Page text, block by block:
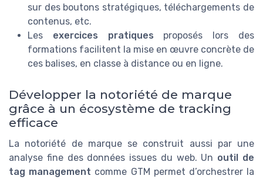
sur des boutons stratégiques, téléchargements de
contenus, etc.
Les exercices pratiques proposés lors des
formations facilitent la mise en œuvre concrète de
ces balises, en classe à distance ou en ligne.
Développer la notoriété de marque
grâce à un écosystème de tracking
efficace
La notoriété de marque se construit aussi par une
analyse fine des données issues du web. Un outil de
tag management comme GTM permet d’orchestrer la